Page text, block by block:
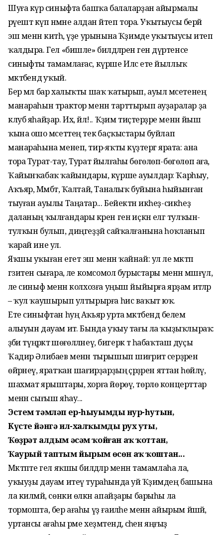
Шуға күрә синыфта башҡа балаларҙан айырмалы
рәүештә күп нәмәне алдан әйтеп тора. Уҡытыусы берәй
эш менән китһә, үҙе урынына Ҡәҙимде уҡытыусы итеп
ҡалдыра. Гел «бишле» билдәләренә генә дүртенсе
синыфты тамамлағас, күрше Иләс ете йыллыҡ
мәктәбендә уҡый.
Бер мәл бар халыҡты шаҡ ҡатырып, ауыл мәсетенең
манараһын трактор менән тарттырып ауҙаралар ҙа
клуб яһайҙар. Их, йәл!.. Ҡәҙим тиҫтерҙәре менән йыш
ҡына ошо мәсеттең текә баҫҡыстары буйлап
манараһына менеп, тирә-яҡты күҙәтергә ярата: ана
тора Турат-тау, Турат йылғаһы бөгөлөп-бөгөлөп аға,
Ҡайынҡабаҡ ҡайындары, күрше ауылдар: Ҡарһыу,
Аҡъяр, Мәмбәт, Ҡалтай, Таналыҡ буйына һыйынған
тыуған ауылы Таңатар... Бейектән икһеҙ-сикһеҙ
даланың ҡылғандары әкрен генә иҫкән елгә тулҡын-
тулҡын булып, диңгеҙҙәй сай­ҡалғанына һоҡланып
ҡарай ине ул.
Яҡшы уҡыған егет эш менән ҡайнай: ул әле мәктәп
гәзитен сығара, әле комсомол бурыстары менән мәшғүл,
әле синыф менән колхозға уңыш йыйырға ярҙам итәләр
– ҡул ҡаушырып ултырырға һис ваҡыт юҡ.
Ете синыфтан һуң Аҡьяр урта мәктәбендә белем
алыуын дауам итә. Бында уҡыу тағы ла ҡыҙыҡлыраҡ:
әҙәби түңәрәктә шөғөлләнеү, бигерәк тә һабаҡташ дуҫы
Ҡадир Әлибаев менән тырышып шиғриәт серҙәрен
өйрәнеү, яратҡан шағирҙарҙың әҫәрҙәрен яттан һөйләү,
шахмат ярыштары, хорға йөрөү, төрлө концерттар
менән сығыш яһау...
Эстем тәмләп ер-һыуымдың нур-һутын,
Күсте йәнгә ил-халҡымдың рух уты,
Ҡөҙрәт алдым әсәм ҡойған аҡ ҡоттан,
Ҡаурый таптым йырым өсөн аҡ ҡоштан...
Мәктәпте гел яҡшы билдәләр менән тамамлаһа ла,
уҡыуҙы дауам итеү тураһында уй Ҡәҙимдең башына
ла килмәй, сөнки өлкән апайҙары барыһы ла
тормошта, бер ағаһы үҙ ғаиләһе менән айырым йәшәй,
уртансы ағаһы әрме хеҙмәтендә, әсәһен яңғыҙ